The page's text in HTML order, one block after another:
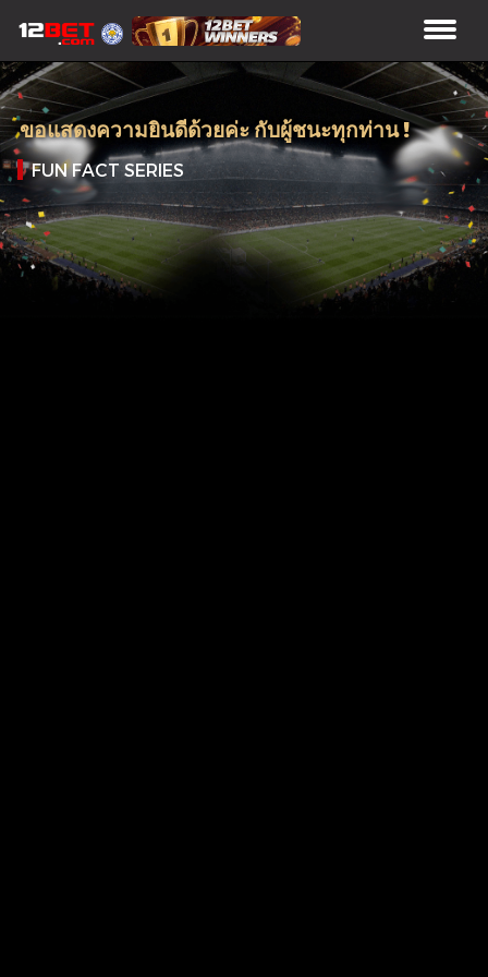
ขอแสดงความยินดีด้วยค่ะ กับผู้ชนะทุกท่าน !
FUN FACT SERIES